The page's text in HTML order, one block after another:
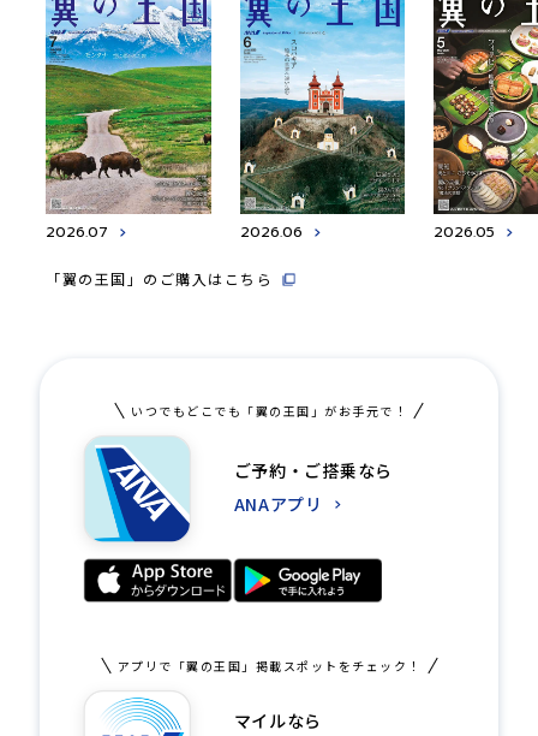
2026.07 2026.06 2026.05
「翼の王国」のご購入はこちら
いつでもどこでも「翼の王国」がお手元で！
ご予約・ご搭乗なら
ANAアプリ
アプリで「翼の王国」掲載スポットをチェック！
マイルなら